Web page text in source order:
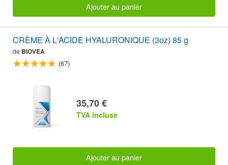
Ajouter au panier
CRÈME À L'ACIDE HYALURONIQUE (3oz) 85 g
de BIOVEA
(67)
35,70 €
TVA incluse
Ajouter au panier